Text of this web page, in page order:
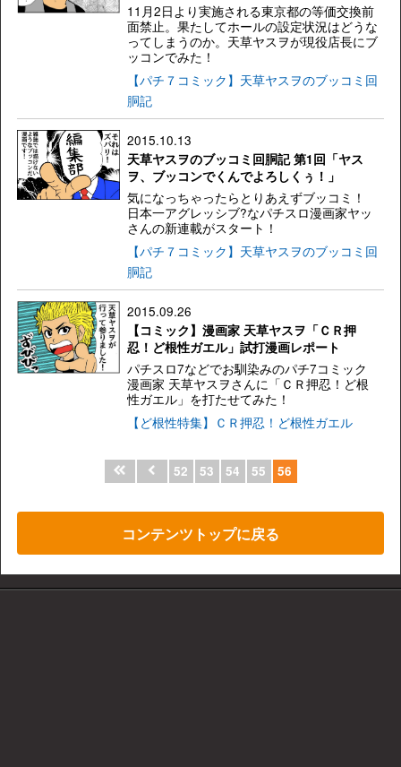
11月2日より実施される東京都の等価交換前
面禁止。果たしてホールの設定状況はどうな
ってしまうのか。天草ヤスヲが現役店長にブ
ッコンでみた！
【パチ７コミック】天草ヤスヲのブッコミ回
胴記
2015.10.13
天草ヤスヲのブッコミ回胴記 第1回「ヤス
ヲ、ブッコンでくんでよろしくぅ！」
気になっちゃったらとりあえずブッコミ！
日本一アグレッシブ?なパチスロ漫画家ヤッ
さんの新連載がスタート！
【パチ７コミック】天草ヤスヲのブッコミ回
胴記
2015.09.26
【コミック】漫画家 天草ヤスヲ「ＣＲ押
忍！ど根性ガエル」試打漫画レポート
パチスロ7などでお馴染みのパチ7コミック
漫画家 天草ヤスヲさんに「ＣＲ押忍！ど根
性ガエル」を打たせてみた！
【ど根性特集】ＣＲ押忍！ど根性ガエル
52 53 54 55 56
コンテンツトップに戻る